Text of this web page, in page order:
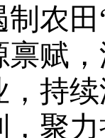
农
赋
持
聚